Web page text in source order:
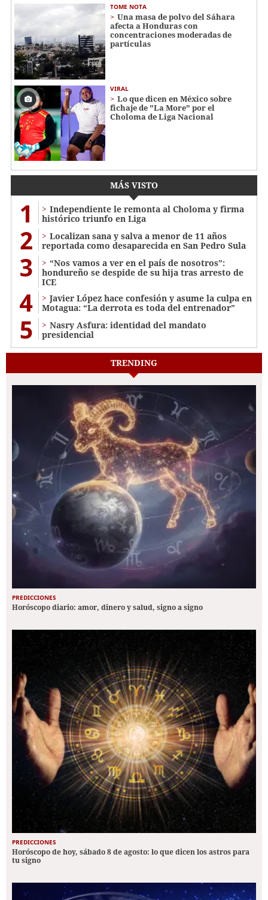
TOME NOTA
Una masa de polvo del Sáhara
afecta a Honduras con
concentraciones moderadas de
partículas
VIRAL
Lo que dicen en México sobre
fichaje de "La More" por el
Choloma de Liga Nacional
MÁS VISTO
1
Independiente le remonta al Choloma y firma
histórico triunfo en Liga
2
Localizan sana y salva a menor de 11 años
reportada como desaparecida en San Pedro Sula
3
“Nos vamos a ver en el país de nosotros”:
hondureño se despide de su hija tras arresto de
ICE
4
Javier López hace confesión y asume la culpa en
Motagua: “La derrota es toda del entrenador”
5
Nasry Asfura: identidad del mandato
presidencial
TRENDING
PREDICCIONES
Horóscopo diario: amor, dinero y salud, signo a signo
PREDICCIONES
Horóscopo de hoy, sábado 8 de agosto: lo que dicen los astros para
tu signo